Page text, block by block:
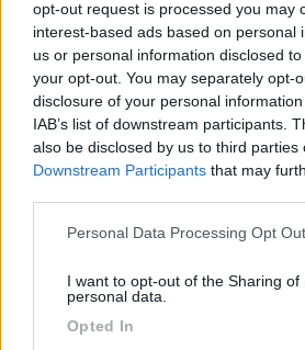
opt-out request is processed you may
interest-based ads based on personal
us or personal information disclosed
your opt-out. You may separately opt-
disclosure of your personal
IAB’s list of downstream participants.
also be disclosed by us to third parties
Downstream Participants that may
Please note that this website/app uses
not limited to your visit or usage
use your data for below specified
Personal Data Processing Opt
I want to opt-out of the Sharing of
personal data.
Opted In
Il problema non è la gente che non comprende
bottastra
10347
Inserito il23/03/2018 alle: 09:55:43
Comincia con l'indicare quanto è alto il
mapalib
16614